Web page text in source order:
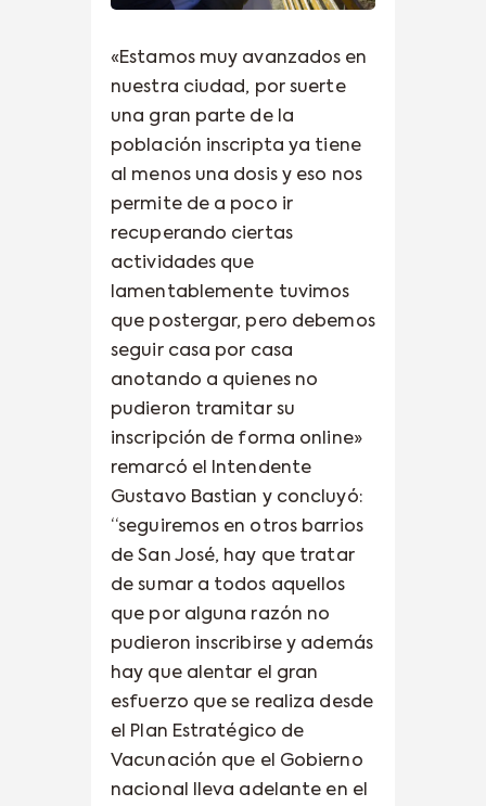
«Estamos muy avanzados en
nuestra ciudad, por suerte
una gran parte de la
población inscripta ya tiene
al menos una dosis y eso nos
permite de a poco ir
recuperando ciertas
actividades que
lamentablemente tuvimos
que postergar, pero debemos
seguir casa por casa
anotando a quienes no
pudieron tramitar su
inscripción de forma online»
remarcó el Intendente
Gustavo Bastian y concluyó:
“seguiremos en otros barrios
de San José, hay que tratar
de sumar a todos aquellos
que por alguna razón no
pudieron inscribirse y además
hay que alentar el gran
esfuerzo que se realiza desde
el Plan Estratégico de
Vacunación que el Gobierno
nacional lleva adelante en el